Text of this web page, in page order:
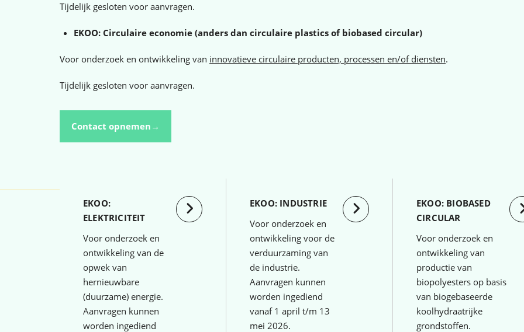
Tijdelijk gesloten voor aanvragen.
EKOO: Circulaire economie (anders dan circulaire plastics of biobased circular)
Voor onderzoek en ontwikkeling van innovatieve circulaire producten, processen en/of diensten.
Tijdelijk gesloten voor aanvragen.
Contact opnemen→
EKOO:
ELEKTRICITEIT
Voor onderzoek en
ontwikkeling van de
opwek van
hernieuwbare
(duurzame) energie.
Aanvragen kunnen
worden ingediend
EKOO: INDUSTRIE
Voor onderzoek en
ontwikkeling voor de
verduurzaming van
de industrie.
Aanvragen kunnen
worden ingediend
vanaf 1 april t/m 13
mei 2026.
EKOO: BIOBASED
CIRCULAR
Voor onderzoek en
ontwikkeling van
productie van
biopolyesters op basis
van biogebaseerde
koolhydraatrijke
grondstoffen.